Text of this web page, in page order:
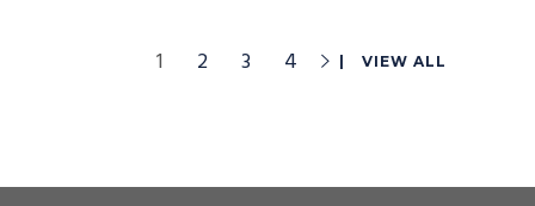
1 2 3 4 VIEW ALL